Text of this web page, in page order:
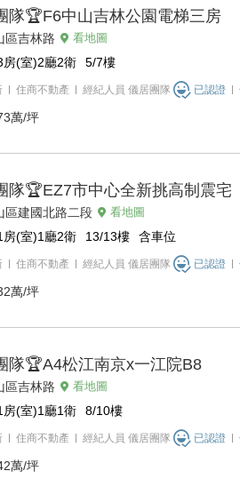
隊🏆F6中山吉林公園電梯三房
區吉林路 看地圖
房(室)2廳2衛 5/7樓
住商不動產 經紀人員 儀居團隊 已認證
萬/坪
隊🏆EZ7市中心全新挑高制震宅
區建國北路二段 看地圖
房(室)1廳2衛 13/13樓 含車位
住商不動產 經紀人員 儀居團隊 已認證
萬/坪
隊🏆A4松江南京x一江院B8
區吉林路 看地圖
房(室)1廳1衛 8/10樓
住商不動產 經紀人員 儀居團隊 已認證
萬/坪